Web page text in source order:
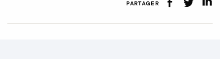
PARTAGER